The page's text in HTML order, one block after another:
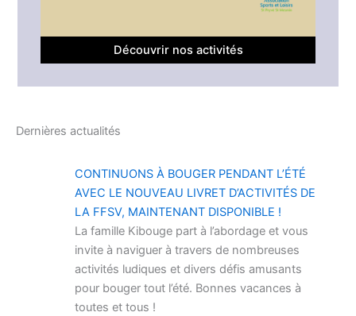
Découvrir nos activités
Dernières actualités
CONTINUONS À BOUGER PENDANT L’ÉTÉ
AVEC LE NOUVEAU LIVRET D’ACTIVITÉS DE
LA FFSV, MAINTENANT DISPONIBLE !
La famille Kibouge part à l’abordage et vous
invite à naviguer à travers de nombreuses
activités ludiques et divers défis amusants
pour bouger tout l’été. Bonnes vacances à
toutes et tous !